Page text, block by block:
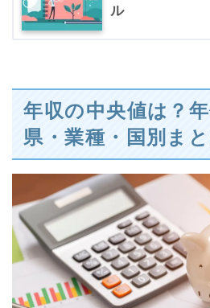
ル
年収の中央値は？
県・業種・国別ま